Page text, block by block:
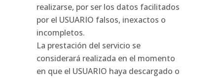
realizarse, por ser los datos facilitados
por el USUARIO falsos, inexactos o
incompletos.
La prestación del servicio se
considerará realizada en el momento
en que el USUARIO haya descargado o